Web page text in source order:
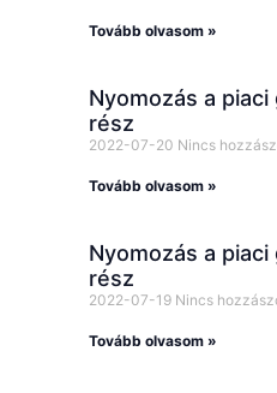
Tovább olvasom »
Nyomozás a piaci
rész
2022-07-20 Nincs
Tovább olvasom »
Nyomozás a piaci
rész
2022-07-19 Nincs
Tovább olvasom »